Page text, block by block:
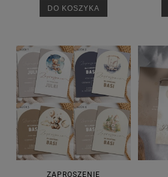
DO KOSZYKA
ZAPROSZENIE